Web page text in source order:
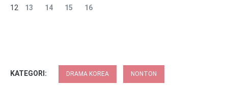
12
13 14 15 16
KATEGORI: DRAMA KOREA NONTON